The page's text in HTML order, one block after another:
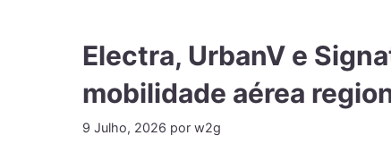
Electra, UrbanV e
mobilidade aérea
9 Julho, 2026 por w2g